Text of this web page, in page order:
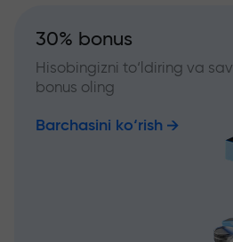
30% bonus
Hisobingizni to‘ldiring va
bonus oling
Barchasini ko‘rish